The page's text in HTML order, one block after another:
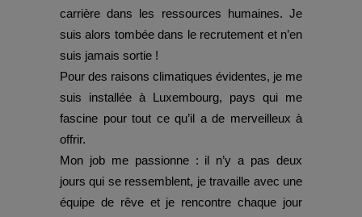
carrière dans les ressources humaines. Je
suis alors tombée dans le recrutement et n’en
suis jamais sortie !
Pour des raisons climatiques évidentes, je me
suis installée à Luxembourg, pays qui me
fascine pour tout ce qu’il a de merveilleux à
offrir.
Mon job me passionne : il n’y a pas deux
jours qui se ressemblent, je travaille avec une
équipe de rêve et je rencontre chaque jour